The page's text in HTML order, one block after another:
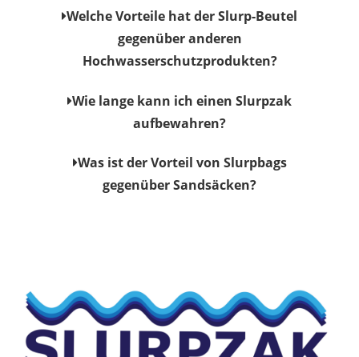
Welche Vorteile hat der Slurp-Beutel
gegenüber anderen
Hochwasserschutzprodukten?
Wie lange kann ich einen Slurpzak
aufbewahren?
Was ist der Vorteil von Slurpbags
gegenüber Sandsäcken?